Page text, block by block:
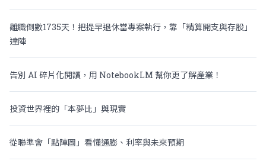
離職倒數1735天！把提早退休當專案執行，靠「精算開支與存股」
達陣
告別 AI 碎片化閱讀，用 NotebookLM 幫你更了解產業！
投資世界裡的「本夢比」與現實
從聯準會「點陣圖」看懂通膨、利率與未來預期